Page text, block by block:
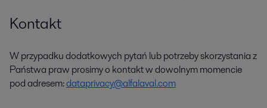
Kontakt
W przypadku dodatkowych pytań lub potrzeby skorzystania z
Państwa praw prosimy o kontakt w dowolnym momencie
pod adresem:dataprivacy@alfalaval.com